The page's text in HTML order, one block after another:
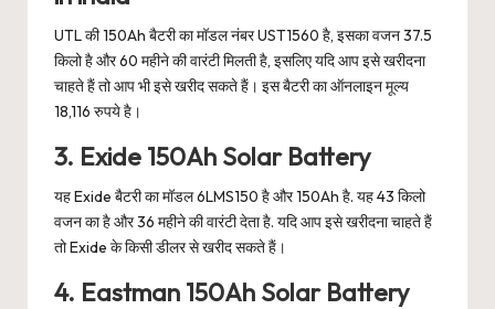
UTL की 150Ah बैटरी का मॉडल नंबर UST1560 है, इसका वजन 37.5
किलो है और 60 महीने की वारंटी मिलती है, इसलिए यदि आप इसे खरीदना
चाहते हैं तो आप भी इसे खरीद सकते हैं। इस बैटरी का ऑनलाइन मूल्य
18,116 रुपये है।
3. Exide 150Ah Solar Battery
यह Exide बैटरी का मॉडल 6LMS150 है और 150Ah है. यह 43 किलो
वजन का है और 36 महीने की वारंटी देता है. यदि आप इसे खरीदना चाहते हैं
तो Exide के किसी डीलर से खरीद सकते हैं।
4. Eastman 150Ah Solar Battery